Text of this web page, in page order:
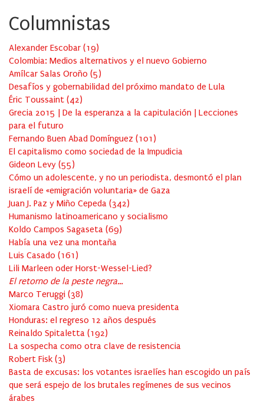
Columnistas
Alexander Escobar (19)
Colombia: Medios alternativos y el nuevo Gobierno
Amílcar Salas Oroño (5)
Desafíos y gobernabilidad del próximo mandato de Lula
Éric Toussaint (42)
Grecia 2015 | De la esperanza a la capitulación | Lecciones
para el futuro
Fernando Buen Abad Domínguez (101 )
El capitalismo como sociedad de la Impudicia
Gideon Levy (55)
Cómo un adolescente, y no un periodista, desmontó el plan
israelí de «emigración voluntaria» de Gaza
Juan J. Paz y Miño Cepeda (342)
Humanismo latinoamericano y socialismo
Koldo Campos Sagaseta (69)
Había una vez una montaña
Luis Casado (161 )
Lili Marleen oder Horst-Wessel-Lied?
El retorno de la peste negra…
Marco Teruggi (38)
Xiomara Castro juró como nueva presidenta
Honduras: el regreso 12 años después
Reinaldo Spitaletta (192)
La sospecha como otra clave de resistencia
Robert Fisk (3)
Basta de excusas: los votantes israelíes han escogido un país
que será espejo de los brutales regímenes de sus vecinos
árabes